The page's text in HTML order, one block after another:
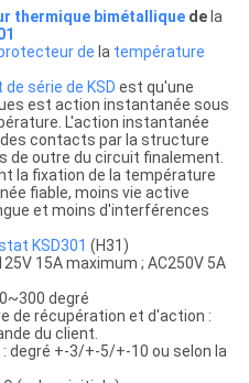
thermique bimétalliquedela
de la température
série de KSD est qu'une
est action instantanée sous
L'action instantanée
contacts par la structure
de outre du circuit finalement.
la fixation de la température
fiable, moins vie active
et moins d'interférences
KSD301 (H31)
15A maximum ; AC250V 5A
degré
de récupération et d'action :
du client.
degré +-3/+-5/+-10 ou selon la